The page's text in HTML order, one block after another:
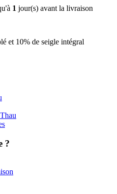
1 jour(s) avant la livraison
et 10% de seigle intégral
?